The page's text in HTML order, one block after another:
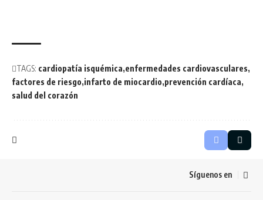
TAGS: cardiopatía isquémica enfermedades cardiovasculares
factores de riesgo infarto de miocardio prevención cardíaca
salud del corazón
Síguenos en